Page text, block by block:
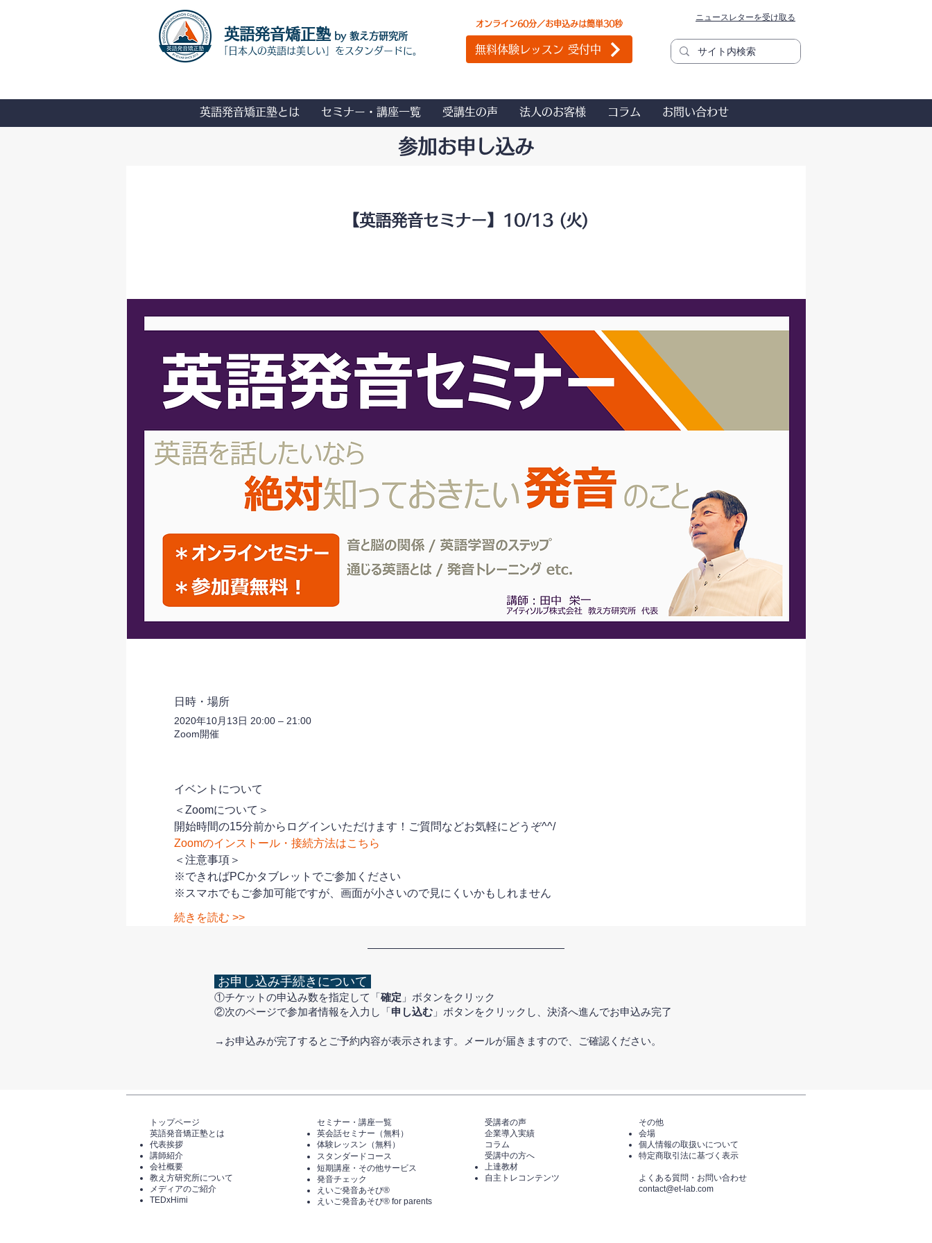
​英語発音矯正塾by 教え方研究所
「日本人の英語は美しい」をスタンダードに。
オンライン60分／お申込みは簡単30秒
無料体験レッスン 受付中
ニュースレターを受け取る
英語発音矯正塾とは セミナー・講座一覧 受講生の声 法人のお客様 コラム お問い合わせ
参加お申し込み
【英語発音セミナー】10/13 (火)
日時・場所
2020年10月13日 20:00 – 21:00
Zoom開催
イベントについて
＜Zoomについて＞
開始時間の15分前からログインいただけます！ご質問などお気軽にどうぞ^^/
Zoomのインストール・接続方法はこちら
＜注意事項＞
※できればPCかタブレットでご参加ください
※スマホでもご参加可能ですが、画面が小さいので見にくいかもしれません
続きを読む >>
お申し込み手続きについて
①チケットの申込み数を指定して「確定 」ボタンをクリック
②次のページで参加者情報を入力し「申し込む 」ボタンをクリックし、決済へ進んでお申込み完了
​→お申込みが完了するとご予約内容が表示されます。メールが届きますので、ご確認ください。
トップページ​
英語発音矯正塾とは
代表挨拶
講師紹介
​会社概要
​教え方研究所について
メディアのご紹介
TEDxHimi
セミナー・講座一覧​​​​
英会話セミナー（無料）
体験レッスン（無料）​
スタンダードコース
短期講座・その他サービス
発音チェック​
えいご発音あそび®️
えいご発音あそび®️ for parents
​受講者の声
企業導入実績
コラム
受講中の方へ
上達教材
自主トレコンテンツ
その他
会場
個人情報の取扱いについて
特定商取引法に基づく表示
​よくある質問・​お問い合わせ
​contact@et-lab.com